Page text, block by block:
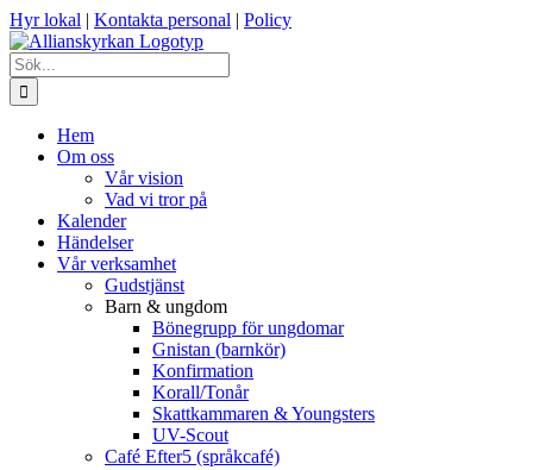
Fortsätt
till
innehållet
Hyr lokal | Kontakta personal | Policy
Sök
efter:
Hem
Om oss
Vår vision
Vad vi tror på
Kalender
Händelser
Vår verksamhet
Gudstjänst
Barn & ungdom
Bönegrupp för ungdomar
Gnistan (barnkör)
Konfirmation
Korall/Tonår
Skattkammaren & Youngsters
UV-Scout
Café Efter5 (språkcafé)